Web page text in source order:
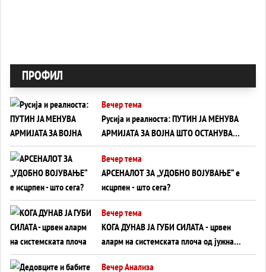
ПРОФИЛ
Вечер тема
Русија и реалноста: ПУТИН ЈА МЕНУВА
АРМИЈАТА ЗА ВОЈНА ШТО ОСТАНУВА
БЕЗ ФРОНТ
Вечер тема
АРСЕНАЛОТ ЗА „УДОБНО ВОЈУВАЊЕ“ е
исцрпен - што сега?
Вечер тема
КОГА ДУНАВ ЈА ГУБИ СИЛАТА - црвен
аларм на системската плоча од јужна
Германија до Црното Море...
Вечер Анализа